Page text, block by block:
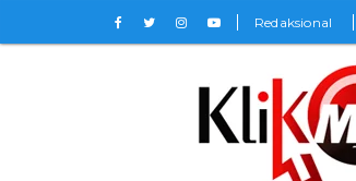
Redaksional